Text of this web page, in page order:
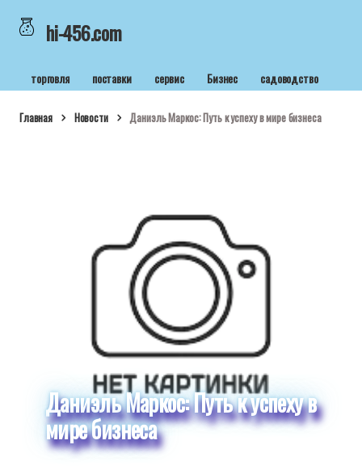
hi-456.com
торговля поставки сервис Бизнес садоводство
Главная Новости Даниэль Маркос: Путь к успеху в мире бизнеса
Даниэль Маркос: Путь к успеху в
мире бизнеса